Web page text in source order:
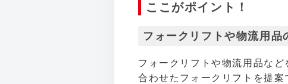
ここがポイント！
フォークリフトや物流用品
フォークリフトや物流用品な
合わせたフォークリフトを提